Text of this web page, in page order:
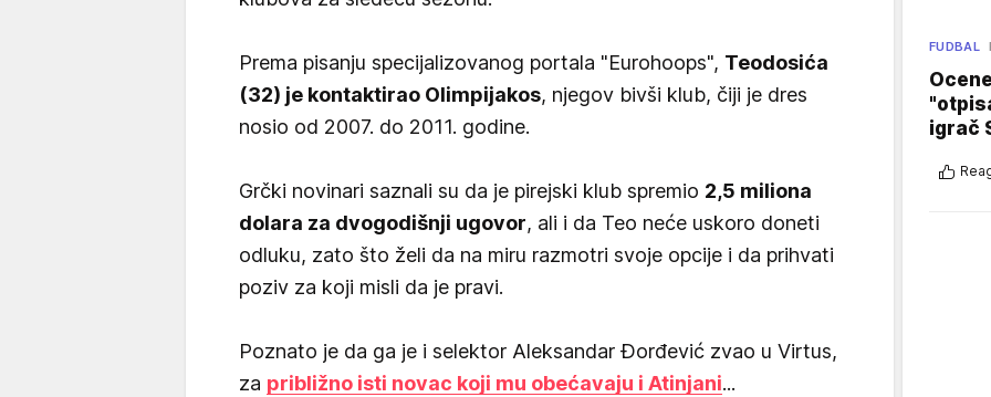
Prema pisanju specijalizovanog portala "Eurohoops", Teodosića
(32) je kontaktirao Olimpijakos, njegov bivši klub, čiji je dres
nosio od 2007. do 2011. godine.
Grčki novinari saznali su da je pirejski klub spremio 2,5 miliona
dolara za dvogodišnji ugovor, ali i da Teo neće uskoro doneti
odluku, zato što želi da na miru razmotri svoje opcije i da prihvati
poziv za koji misli da je pravi.
Poznato je da ga je i selektor Aleksandar Đorđević zvao u Virtus,
za približno isti novac koji mu obećavaju i Atinjani...
FUDBAL
igrač